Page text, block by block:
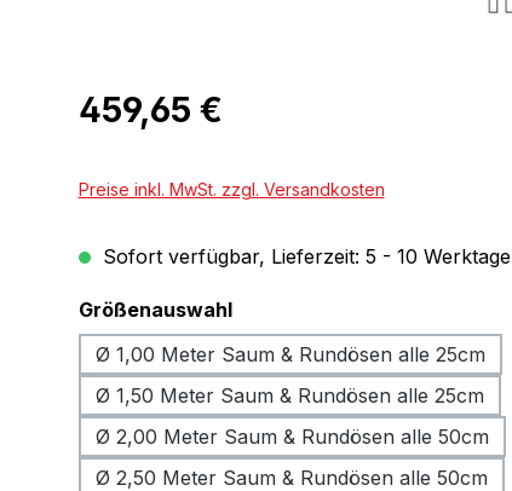
Regulärer Preis:
459,65 €
Preise inkl. MwSt. zzgl. Versandkosten
Sofort verfügbar, Lieferzeit: 5 - 10 Werktage
Größenauswahlauswählen
Ø 1,00 Meter Saum & Rundösen alle 25cm
Ø 1,50 Meter Saum & Rundösen alle 25cm
Ø 2,00 Meter Saum & Rundösen alle 50cm
Ø 2,50 Meter Saum & Rundösen alle 50cm